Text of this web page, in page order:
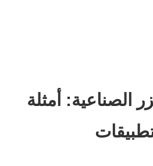
 الفنون والحرف اليدوية
الصناعية: أمثلة